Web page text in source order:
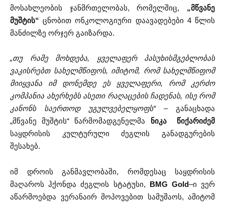
მოსახლეობის ჯანმრთელობას, რომელშიც, „მწვანე
მუშტის“ ცნობით ონკოლოგიური დაავადებები 4 წლის
მანძილზე ორჯერ გაიზარდა.
„თუ რამე მოხდება, ყველაფერ პასუხისმგებლობას
ვაკისრებთ სახელმწიფოს, იმიტომ, რომ სახელმწიფომ
მიიყვანა იმ დონემდე ეს ყველაფერი, რომ კერძო
კომპანია ახერხებს ასეთი რაღაცების ჩადენას, ისე რომ
კანონს საერთოდ უგულვებელყოფს“– განაცხადა
„მწვანე მუშტის“ წარმომადგენელმა ნიკა წიქარიძემ
საყდრისის კულტურული ძეგლის განადგურების
შესახებ.
იმ დროის განმავლობაში, რომდესაც საყდრისის
მაღაროს ჰქონდა ძეგლის სტატუსი, BMG Gold–ი ვერ
აწარმოებდა ვერანაირ მოპოვებით სამუშაოს, ამიტომ